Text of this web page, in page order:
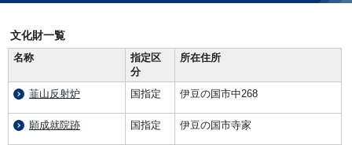
文化財一覧
名称
指定区
分
所在住所
韮山反射炉 国指定 伊豆の国市中268
願成就院跡 国指定 伊豆の国市寺家